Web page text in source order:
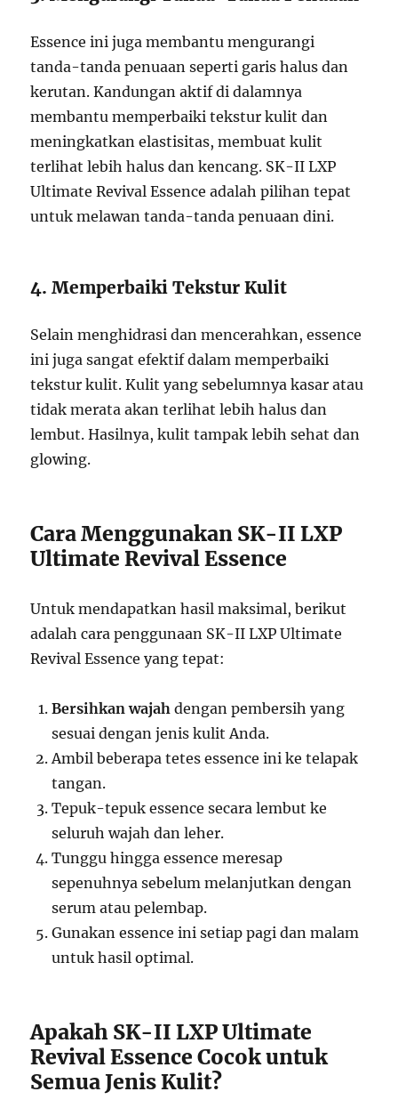
Essence ini juga membantu mengurangi
tanda-tanda penuaan seperti garis halus dan
kerutan. Kandungan aktif di dalamnya
membantu memperbaiki tekstur kulit dan
meningkatkan elastisitas, membuat kulit
terlihat lebih halus dan kencang. SK-II LXP
Ultimate Revival Essence adalah pilihan tepat
untuk melawan tanda-tanda penuaan dini.
4. Memperbaiki Tekstur Kulit
Selain menghidrasi dan mencerahkan, essence
ini juga sangat efektif dalam memperbaiki
tekstur kulit. Kulit yang sebelumnya kasar atau
tidak merata akan terlihat lebih halus dan
lembut. Hasilnya, kulit tampak lebih sehat dan
glowing.
Cara Menggunakan SK-II LXP
Ultimate Revival Essence
Untuk mendapatkan hasil maksimal, berikut
adalah cara penggunaan SK-II LXP Ultimate
Revival Essence yang tepat:
Bersihkan wajah dengan pembersih yang
sesuai dengan jenis kulit Anda.
Ambil beberapa tetes essence ini ke telapak
tangan.
Tepuk-tepuk essence secara lembut ke
seluruh wajah dan leher.
Tunggu hingga essence meresap
sepenuhnya sebelum melanjutkan dengan
serum atau pelembap.
Gunakan essence ini setiap pagi dan malam
untuk hasil optimal.
Apakah SK-II LXP Ultimate
Revival Essence Cocok untuk
Semua Jenis Kulit?